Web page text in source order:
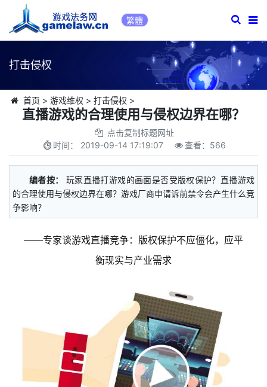
繁體
打击侵权
首页 > 游戏维权 > 打击侵权 >
直播游戏的合理使用与侵权边界在哪？
点击复制标题网址
时间： 2019-09-14 17:19:07 查看： 566
编者按：
玩家直播打游戏的画面是否受版权保护？直播游戏
的合理使用与侵权边界在哪？游戏厂商申请诉前禁令会产生什么竞
争影响？
——专家谈游戏直播竞争：版权保护不应僵化，应平
衡现实与产业需求